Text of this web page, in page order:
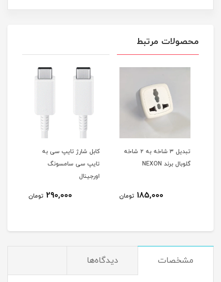
محصولات مرتبط
تبدیل ۳ شاخه به ۲ شاخه
گلوبال برند NEXON
185,000 تومان
کابل شارژ تایپ سی به
تایپ سی سامسونگ
اورجینال
290,000 تومان
مشخصات دیدگاه‌ها